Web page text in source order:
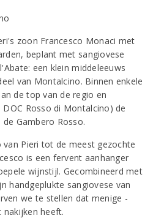
zoon Francesco Monaci met
beplant met sangiovese
een klein middeleeuws
van Montalcino. Binnen enkele
de top van de regio en
Rosso di Montalcino) de
Gambero Rosso.
Pieri tot de meest gezochte
is een fervent aanhanger
wijnstijl. Gecombineerd met
handgeplukte sangiovese van
we te stellen dat menige -
nakijken heeft.